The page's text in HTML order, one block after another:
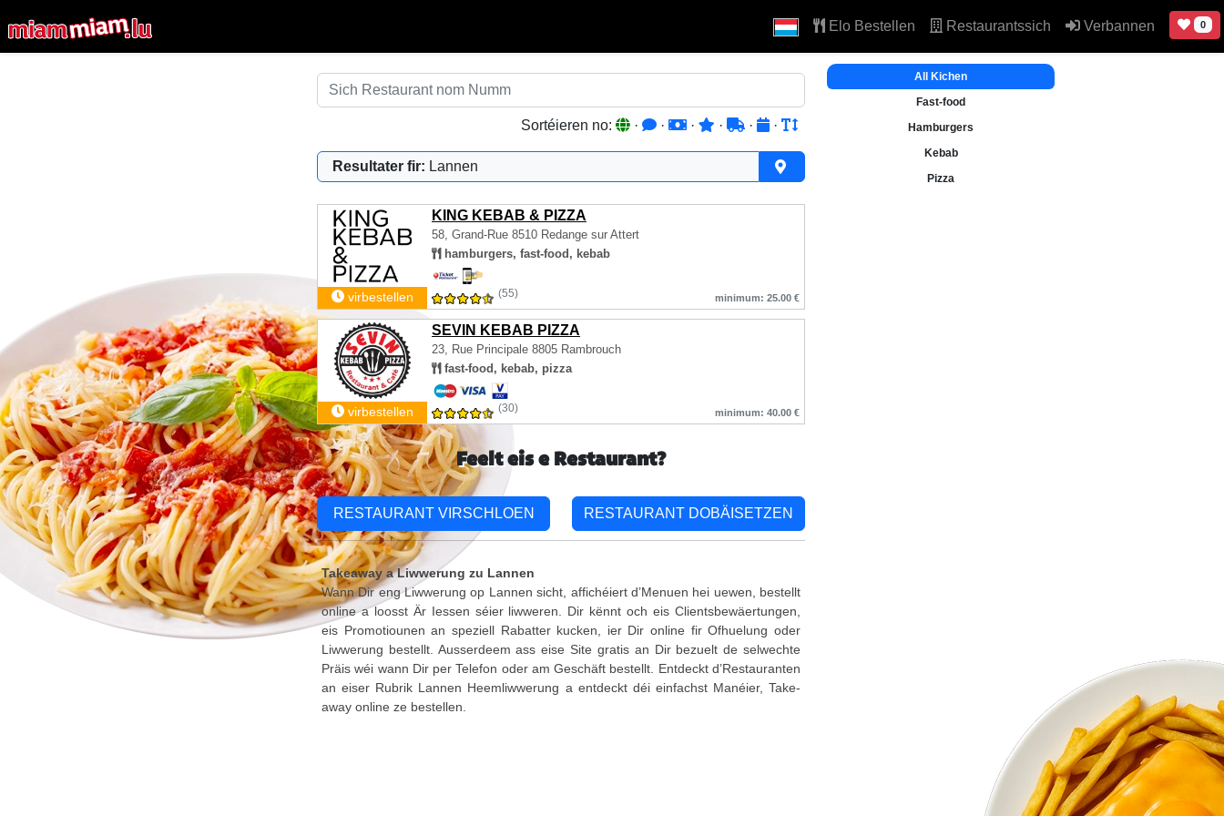
Elo Bestellen Restaurantssich Verbannen 0
Sortéieren no: · · · · · ·
Resultater fir: Lannen
KING KEBAB & PIZZA
58, Grand-Rue 8510 Redange sur Attert
hamburgers, fast-food, kebab
virbestellen (55) minimum: 25.00 €
SEVIN KEBAB PIZZA
23, Rue Principale 8805 Rambrouch
fast-food, kebab, pizza
virbestellen (30) minimum: 40.00 €
All Kichen
Fast-food
Hamburgers
Kebab
Pizza
Feelt eis e Restaurant?
RESTAURANT VIRSCHLOEN RESTAURANT DOBÄISETZEN
Takeaway a Liwwerung zu Lannen
Wann Dir eng Liwwerung op Lannen sicht, affichéiert d’Menuen hei uewen, bestellt
online a loosst Är Iessen séier liwweren. Dir kënnt och eis Clientsbewäertungen,
eis Promotiounen an speziell Rabatter kucken, ier Dir online fir Ofhuelung oder
Liwwerung bestellt. Ausserdeem ass eise Site gratis an Dir bezuelt de selwechte
Präis wéi wann Dir per Telefon oder am Geschäft bestellt. Entdeckt d’Restauranten
an eiser Rubrik Lannen Heemliwwerung a entdeckt déi einfachst Manéier, Take-
away online ze bestellen.